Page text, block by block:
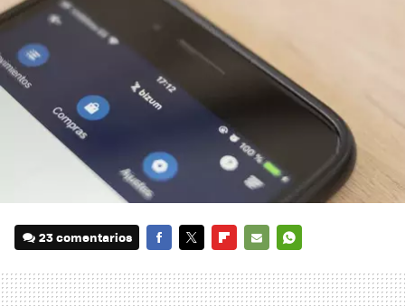
23 comentarios
MAIL